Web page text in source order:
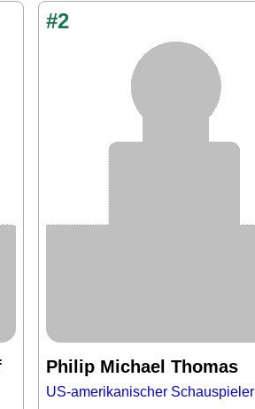
#2
Philip Michael Thomas
US-amerikanischer Schauspieler